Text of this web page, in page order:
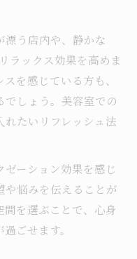
室の探し方ガイド
した美容室の選択
ション術
ションを味わう方
で心身リフレッシ
深い癒しを体感
時間を楽しむコツ
漂う店内や、静かな
ラックス効果を高めま
を感じている方も、
しょう。美容室での
たいリフレッシュ法
ゼーション効果を感じ
や悩みを伝えることが
を選ぶことで、心身
ごせます。